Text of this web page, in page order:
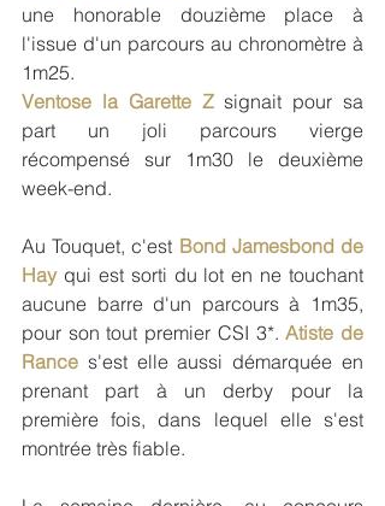
une honorable douzième place à
l'issue d'un parcours au chronomètre à
1m25.
Ventose la Garette Z signait pour sa
part un joli parcours vierge
récompensé sur 1m30 le deuxième
week-end.
Au Touquet, c'est Bond Jamesbond de
Hay qui est sorti du lot en ne touchant
aucune barre d'un parcours à 1m35,
pour son tout premier CSI 3*. Atiste de
Rance s'est elle aussi démarquée en
prenant part à un derby pour la
première fois, dans lequel elle s'est
montrée très fiable.